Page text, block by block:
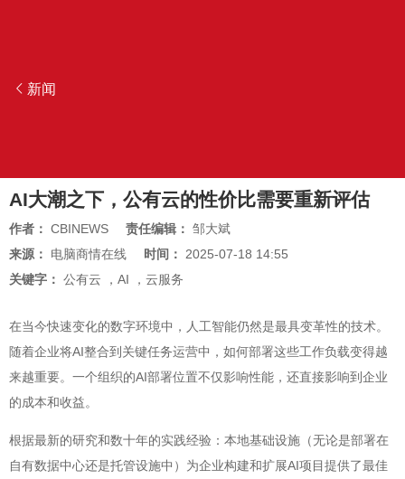
新闻
AI大潮之下，公有云的性价比需要重新评估
作者： CBINEWS 责任编辑： 邹大斌
来源： 电脑商情在线 时间： 2025-07-18 14:55
关键字： 公有云 ， AI ， 云服务
在当今快速变化的数字环境中，人工智能仍然是最具变革性的技术。
随着企业将AI整合到关键任务运营中，如何部署这些工作负载变得越
来越重要。一个组织的AI部署位置不仅影响性能，还直接影响到企业
的成本和收益。
根据最新的研究和数十年的实践经验：本地基础设施（无论是部署在
自有数据中心还是托管设施中）为企业构建和扩展AI项目提供了最佳